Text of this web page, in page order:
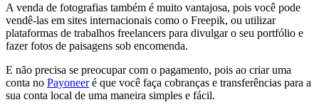
A venda de fotografias também é muito vantajosa, pois você pode
vendê-las em sites internacionais como o Freepik, ou utilizar
plataformas de trabalhos freelancers para divulgar o seu portfólio e
fazer fotos de paisagens sob encomenda.
E não precisa se preocupar com o pagamento, pois ao criar uma
conta no Payoneeré que você faça cobranças e transferências para a
sua conta local de uma maneira simples e fácil.